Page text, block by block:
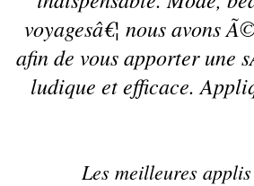
voyagesâ€¦ nous avons
afin de vous apporter une
ludique et efficace.
Les meilleures applis